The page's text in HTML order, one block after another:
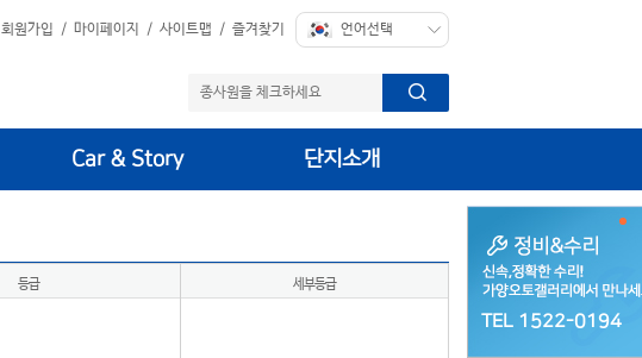
회원가입 / 마이페이지 / 사이트맵 / 즐겨찾기
Car & Story 단지소개
등급 세부등급
TEL 1522-0194